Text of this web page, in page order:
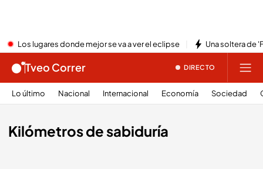
Los lugares donde mejor se va a ver el eclipse Una soltera de
Tveo Correr DIRECTO
Lo último Nacional Internacional Economía Sociedad
Kilómetros de sabiduría